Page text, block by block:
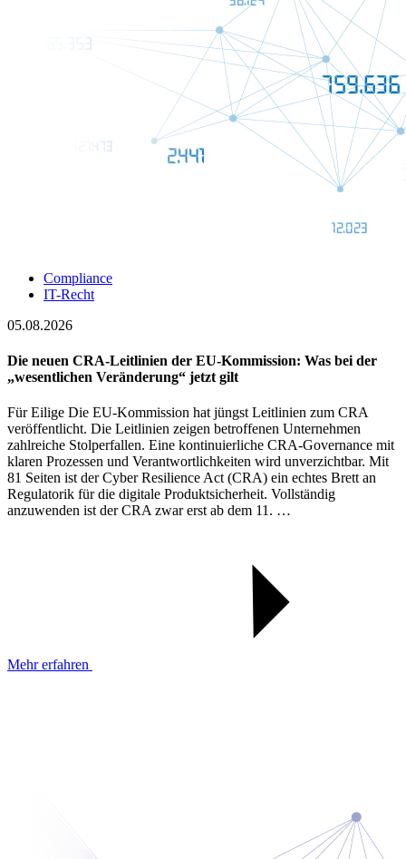
Compliance
IT-Recht
05.08.2026
Die neuen CRA-Leitlinien der EU-Kommission: Was bei der
„wesentlichen Veränderung“ jetzt gilt
Für Eilige Die EU-Kommission hat jüngst Leitlinien zum CRA
veröffentlicht. Die Leitlinien zeigen betroffenen Unternehmen
zahlreiche Stolperfallen. Eine kontinuierliche CRA-Governance mit
klaren Prozessen und Verantwortlichkeiten wird unverzichtbar. Mit
81 Seiten ist der Cyber Resilience Act (CRA) ein echtes Brett an
Regulatorik für die digitale Produktsicherheit. Vollständig
anzuwenden ist der CRA zwar erst ab dem 11. …
Mehr erfahren